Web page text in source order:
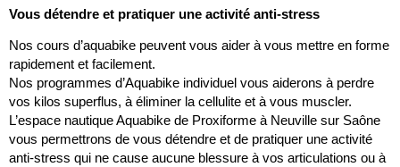
Vous détendre et pratiquer une activité anti-stress
Nos cours d’aquabike peuvent vous aider à vous mettre en forme
rapidement et facilement.
Nos programmes d’Aquabike individuel vous aiderons à perdre
vos kilos superflus, à éliminer la cellulite et à vous muscler.
L’espace nautique Aquabike de Proxiforme à Neuville sur Saône
vous permettrons de vous détendre et de pratiquer une activité
anti-stress qui ne cause aucune blessure à vos articulations ou à